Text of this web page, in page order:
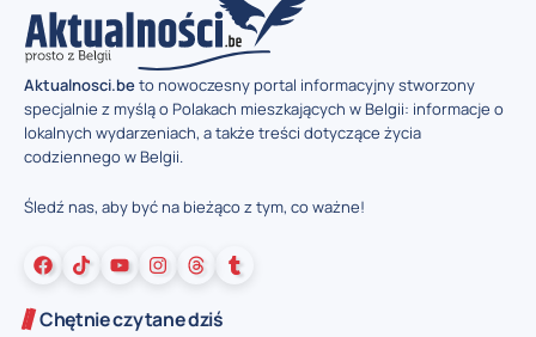
Aktualnosci.beto nowoczesny portal informacyjny stworzony
specjalnie z myślą o Polakach mieszkających w Belgii: informacje o
lokalnych wydarzeniach, a także treści dotyczące życia
codziennego w Belgii.
Śledź nas, aby być na bieżąco z tym, co ważne!
Chętnie czytane dziś